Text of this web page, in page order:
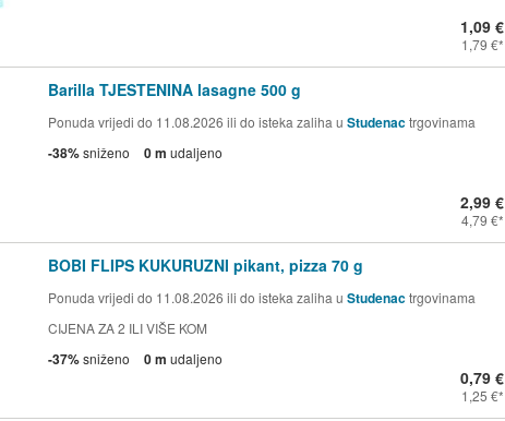
1,09 €
1,79 €
Barilla TJESTENINA lasagne 500 g
Ponuda vrijedi do 11.08.2026 ili do isteka zaliha u Studenactrgovinama
-38%sniženo 0 m udaljeno
2,99 €
4,79 €
BOBI FLIPS KUKURUZNI pikant, pizza 70 g
Ponuda vrijedi do 11.08.2026 ili do isteka zaliha u Studenactrgovinama
CIJENA ZA 2 ILI VIŠE KOM
-37%sniženo 0 m udaljeno
0,79 €
1,25 €